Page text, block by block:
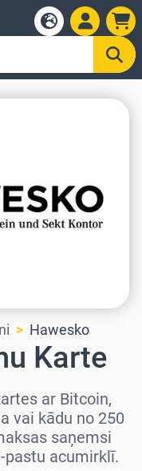
Hawesko
Karte
ar Bitcoin,
vai kādu no 250
saņemsi
pastu acumirklī.